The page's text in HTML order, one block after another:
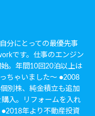
分にとっての最優先事
です。仕事のエンジン
。年間10回20泊以上は
ちゃいました〜 ●2008
別株、純金積立も追加
入。リフォームを入れ
年より不動産投資